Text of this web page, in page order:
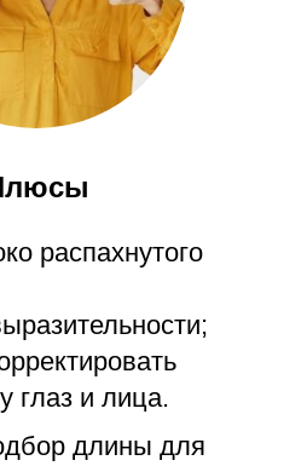
распахнутого
и лица.
длины для